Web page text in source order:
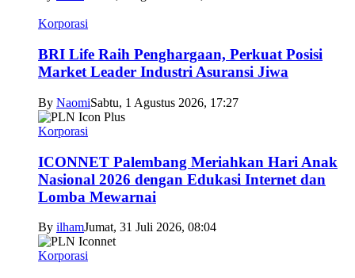
Korporasi
BRI Life Raih Penghargaan, Perkuat Posisi
Market Leader Industri Asuransi Jiwa
By NaomiSabtu, 1 Agustus 2026, 17:27
Korporasi
ICONNET Palembang Meriahkan Hari Anak
Nasional 2026 dengan Edukasi Internet dan
Lomba Mewarnai
By ilhamJumat, 31 Juli 2026, 08:04
Korporasi